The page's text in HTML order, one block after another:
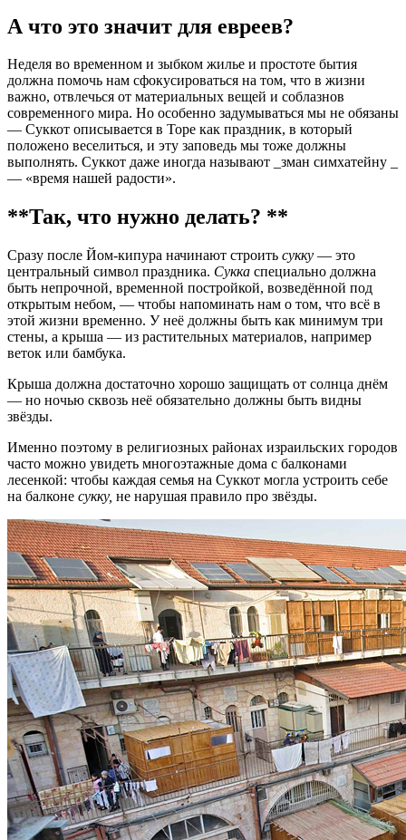
А что это значит для евреев?
Неделя во временном и зыбком жилье и простоте бытия
должна помочь нам сфокусироваться на том, что в жизни
важно, отвлечься от материальных вещей и соблазнов
современного мира. Но особенно задумываться мы не обязаны
— Суккот описывается в Торе как праздник, в который
положено веселиться, и эту заповедь мы тоже должны
выполнять. Суккот даже иногда называют _зман симхатейну _
— «время нашей радости».
**Так, что нужно делать? **
Сразу после Йом-кипура начинают строить сукку — это
центральный символ праздника. Сукка специально должна
быть непрочной, временной постройкой, возведённой под
открытым небом, — чтобы напоминать нам о том, что всё в
этой жизни временно. У неё должны быть как минимум три
стены, а крыша — из растительных материалов, например
веток или бамбука.
Крыша должна достаточно хорошо защищать от солнца днём
— но ночью сквозь неё обязательно должны быть видны
звёзды.
Именно поэтому в религиозных районах израильских городов
часто можно увидеть многоэтажные дома с балконами
лесенкой: чтобы каждая семья на Суккот могла устроить себе
на балконе сукку, не нарушая правило про звёзды.